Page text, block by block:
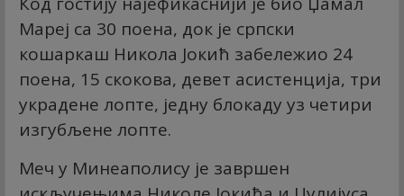
Мареј са 30 поена, док је српски
кошаркаш Никола Јокић забележио 24
поена, 15 скокова, девет асистенција, три
украдене лопте, једну блокаду уз четири
изгубљене лопте.
Меч у Минеаполису је завршен